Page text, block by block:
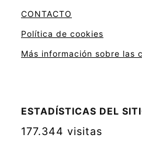
CONTACTO
Política de cookies
Más información sobre las
ESTADÍSTICAS DEL
177.344 visitas